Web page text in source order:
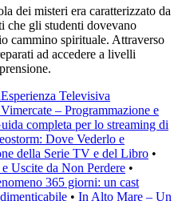
dei misteri era caratterizzato da
che gli studenti dovevano
cammino spirituale. Attraverso
ad accedere a livelli
Televisiva
– Programmazione e
completa per lo streaming di
Dove Vederlo e
della Serie TV e del Libro •
Uscite da Non Perdere •
365 giorni: un cast
• In Alto Mare – Un